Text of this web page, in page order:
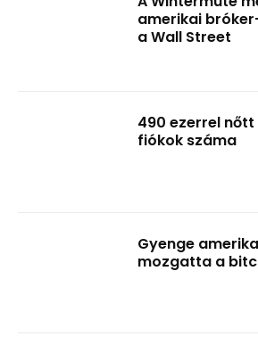
amerikai
a Wall Street
490 ezerrel nőtt
fiókok száma
Gyenge
mozgatta a